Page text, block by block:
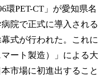
写真
環PET-CT」が愛知県名
院で正式に導入される
式が行われた。これに
ート製造）」による大
市場に初進出すること